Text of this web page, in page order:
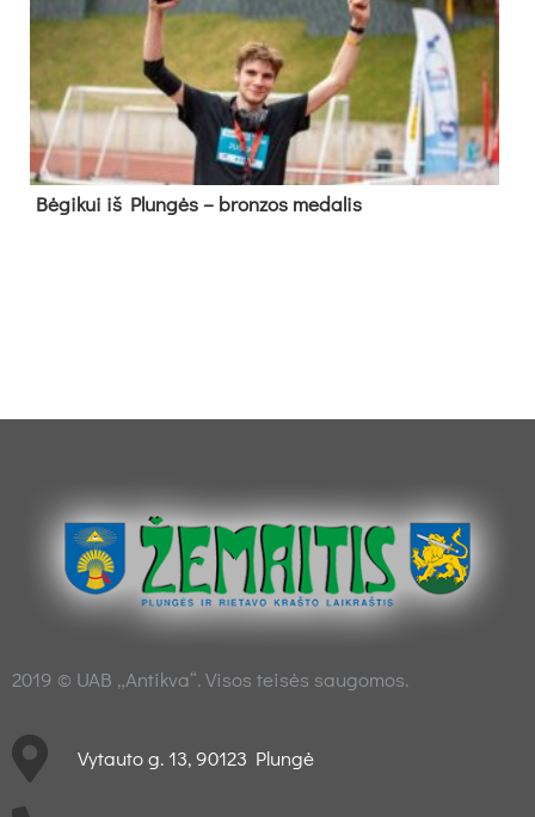
Bė­gi­kui iš Plun­gės – bron­zos me­da­lis
2019 © UAB „Antikva“. Visos teisės saugomos.
Vytauto g. 13, 90123 Plungė